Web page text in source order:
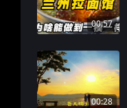
00:57
00:28